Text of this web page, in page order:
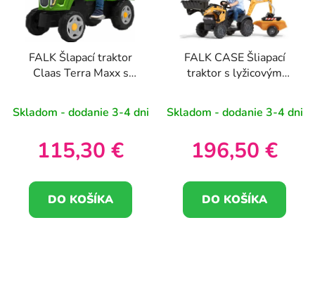
FALK Šlapací traktor
Claas Terra Maxx s
kapotou 2-6 rokov
Skladom - dodanie 3-4 dni
115,30 €
DO KOŠÍKA
FALK CASE Šliapací
traktor s lyžicovým
5 rokov
Skladom - dodanie 3-4 dni
196,50 €
DO KOŠÍKA